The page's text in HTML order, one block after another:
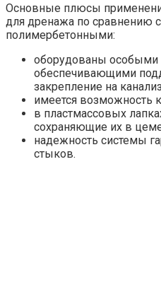
Основные плюсы
для дренажа по сравнению
полимербетонными:
оборудованы
обеспечивающими
закрепление на
имеется возможность
в пластмассовых
сохраняющие их в
надежность системы
стыков.